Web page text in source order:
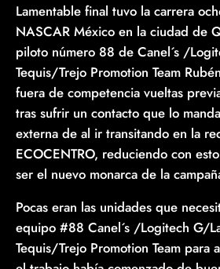
Lamentable final tuvo la carrera
NASCAR México en la ciudad de
piloto número 88 de Canel´s /
Tequis/Trejo Promotion Team
fuera de competencia vueltas
tras sufrir un contacto que lo
externa de al ir transitando en la
ECOCENTRO, reduciendo con
ser el nuevo monarca de la
Pocas eran las unidades que
equipo #88 Canel´s /Logitech G/
Tequis/Trejo Promotion Team para